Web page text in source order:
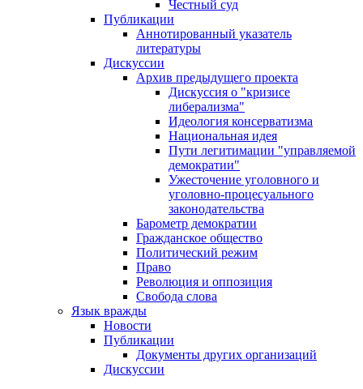
Честный суд
Публикации
Аннотированный указатель
литературы
Дискуссии
Архив предыдущего проекта
Дискуссия о "кризисе
либерализма"
Идеология консерватизма
Национальная идея
Пути легитимации "управляемой
демократии"
Ужесточение уголовного и
уголовно-процесуального
законодательства
Барометр демократии
Гражданское общество
Политический режим
Право
Революция и оппозиция
Свобода слова
Язык вражды
Новости
Публикации
Документы других организаций
Дискуссии